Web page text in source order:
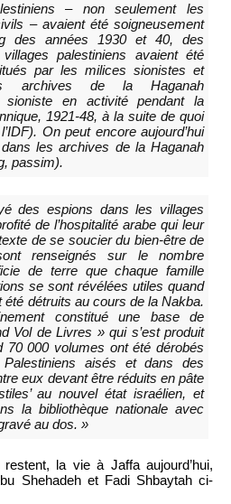
– non seulement les
– avaient été soigneusement
des années 1930 et 40, des
palestiniens avaient été
par les milices sionistes et
archives de la Haganah
sioniste en activité pendant la
1921-48, à la suite de quoi
On peut encore aujourd’hui
les archives de la Haganah
passim).
des espions dans les villages
de l’hospitalité arabe qui leur
de se soucier du bien-être de
renseignés sur le nombre
de terre que chaque famille
se sont révélées utiles quand
détruits au cours de la Nakba.
constitué une base de
Vol de Livres » qui s’est produit
70 000 volumes ont été dérobés
aisés et dans des
eux devant être réduits en pâte
au nouvel état israélien, et
la bibliothèque nationale avec
au dos. »
la vie à Jaffa aujourd’hui,
Shehadeh et Fadi Shbaytah ci-